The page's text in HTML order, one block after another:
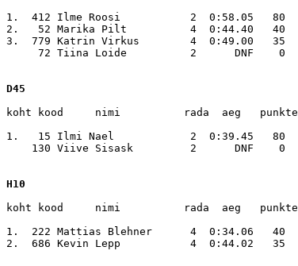
1.  412 Ilme Roosi           2  0:58.05   80
2.   52 Marika Pilt          4  0:44.40   40
3.  779 Katrin Virkus        4  0:49.00   35
     72 Tiina Loide          2      DNF    0
D45
koht kood     nimi          rada  aeg   punkte
1.   15 Ilmi Nael            2  0:39.45   80
    130 Viive Sisask         2      DNF    0
H10
koht kood     nimi          rada  aeg   punkte
1.  222 Mattias Blehner      4  0:34.06   40
2.  686 Kevin Lepp           4  0:44.02   35